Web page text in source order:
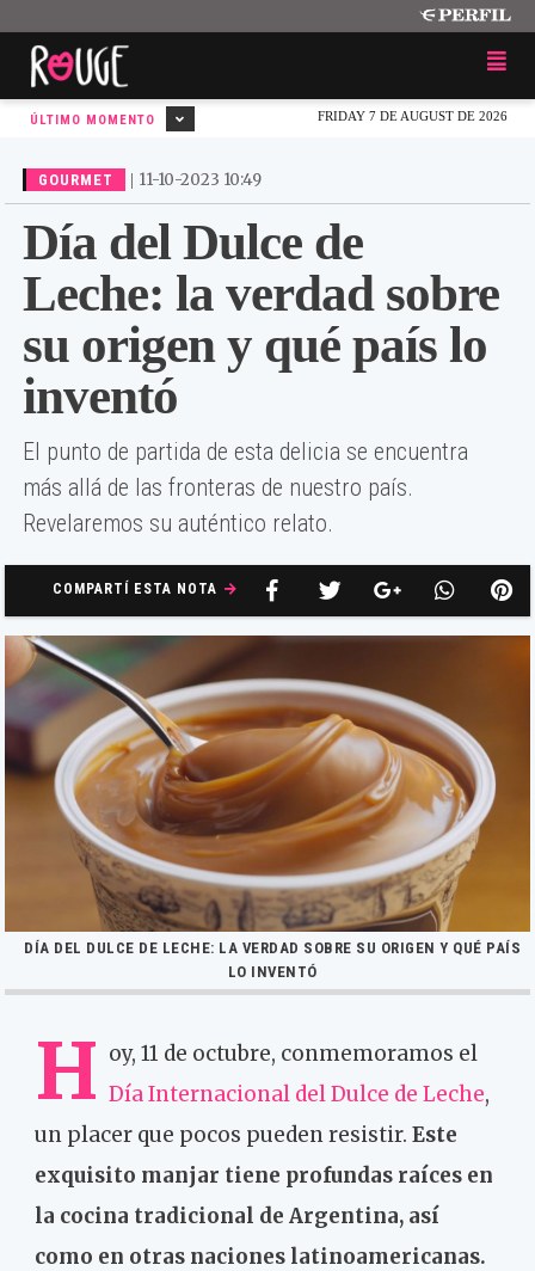
FRIDAY 7 DE AUGUST DE 2026
ÚLTIMO MOMENTO
GOURMET | 11-10-2023 10:49
Día del Dulce de
Leche: la verdad sobre
su origen y qué país lo
inventó
El punto de partida de esta delicia se encuentra
más allá de las fronteras de nuestro país.
Revelaremos su auténtico relato.
COMPARTÍ ESTA NOTA
DÍA DEL DULCE DE LECHE: LA VERDAD SOBRE SU ORIGEN Y QUÉ PAÍS
LO INVENTÓ
H oy, 11 de octubre, conmemoramos el
Día Internacional del Dulce de Leche,
un placer que pocos pueden resistir. Este
exquisito manjar tiene profundas raíces en
la cocina tradicional de Argentina, así
como en otras naciones latinoamericanas.